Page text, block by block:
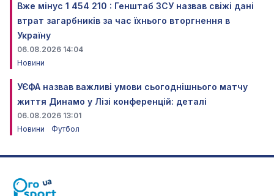
Вже мінус 1 454 210 : Генштаб ЗСУ назвав свіжі дані
втрат загарбників за час їхнього вторгнення в
Україну
06.08.2026 14:04
Новини
УЄФА назвав важливі умови сьогоднішнього матчу
життя Динамо у Лізі конференцій: деталі
06.08.2026 13:01
Новини
Футбол